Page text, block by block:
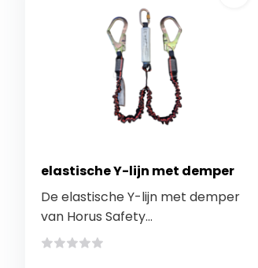
elastische Y-lijn met demper
De elastische Y-lijn met demper
van Horus Safety...